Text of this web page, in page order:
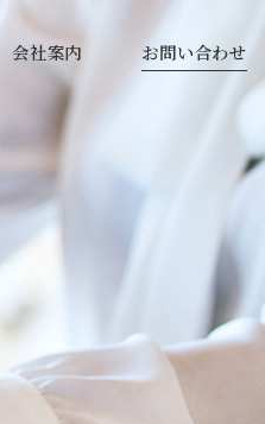
会社案内 お問い合わせ